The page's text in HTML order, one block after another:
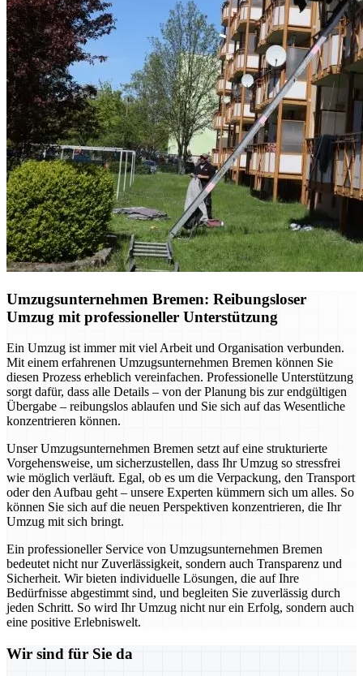
Umzugsunternehmen Bremen: Reibungsloser
Umzug mit professioneller Unterstützung
Ein Umzug ist immer mit viel Arbeit und Organisation verbunden.
Mit einem erfahrenen Umzugsunternehmen Bremen können Sie
diesen Prozess erheblich vereinfachen. Professionelle Unterstützung
sorgt dafür, dass alle Details – von der Planung bis zur endgültigen
Übergabe – reibungslos ablaufen und Sie sich auf das Wesentliche
konzentrieren können.
Unser Umzugsunternehmen Bremen setzt auf eine strukturierte
Vorgehensweise, um sicherzustellen, dass Ihr Umzug so stressfrei
wie möglich verläuft. Egal, ob es um die Verpackung, den Transport
oder den Aufbau geht – unsere Experten kümmern sich um alles. So
können Sie sich auf die neuen Perspektiven konzentrieren, die Ihr
Umzug mit sich bringt.
Ein professioneller Service von Umzugsunternehmen Bremen
bedeutet nicht nur Zuverlässigkeit, sondern auch Transparenz und
Sicherheit. Wir bieten individuelle Lösungen, die auf Ihre
Bedürfnisse abgestimmt sind, und begleiten Sie zuverlässig durch
jeden Schritt. So wird Ihr Umzug nicht nur ein Erfolg, sondern auch
eine positive Erlebniswelt.
Wir sind für Sie da